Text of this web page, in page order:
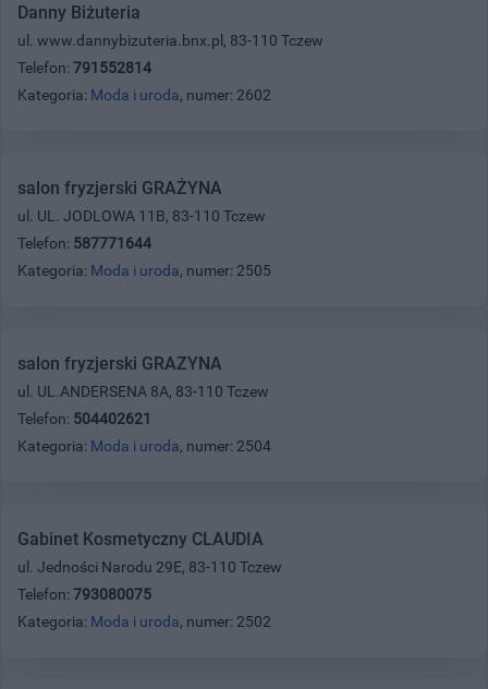
Danny Biżuteria
ul. www.dannybizuteria.bnx.pl, 83-110 Tczew
Telefon: 791552814
Kategoria: Moda i uroda, numer: 2602
salon fryzjerski GRAŻYNA
ul. UL. JODLOWA 11B, 83-110 Tczew
Telefon: 587771644
Kategoria: Moda i uroda, numer: 2505
salon fryzjerski GRAZYNA
ul. UL.ANDERSENA 8A, 83-110 Tczew
Telefon: 504402621
Kategoria: Moda i uroda, numer: 2504
Gabinet Kosmetyczny CLAUDIA
ul. Jedności Narodu 29E, 83-110 Tczew
Telefon: 793080075
Kategoria: Moda i uroda, numer: 2502